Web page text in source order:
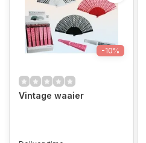
-10%
Vintage waaier